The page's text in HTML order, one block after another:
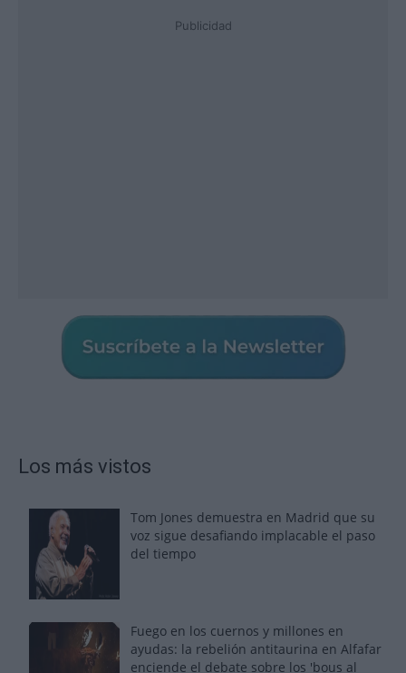
Publicidad
Los más vistos
Tom Jones demuestra en Madrid que su
voz sigue desafiando implacable el paso
del tiempo
Fuego en los cuernos y millones en
ayudas: la rebelión antitaurina en Alfafar
enciende el debate sobre los 'bous al